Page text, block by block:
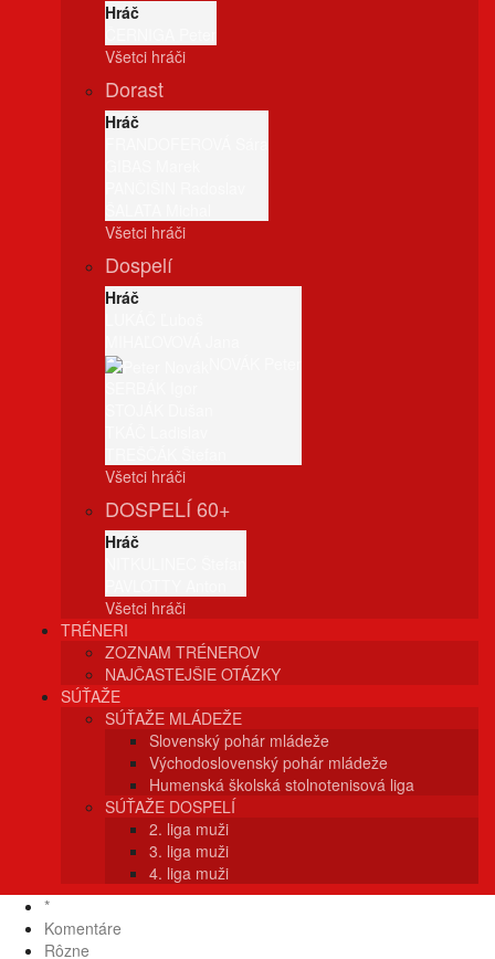
Hráč
Všetci hráči
Dorast
Hráč
Všetci hráči
Dospelí
Hráč
Všetci hráči
DOSPELÍ 60+
Hráč
Všetci hráči
TRÉNERI
ZOZNAM TRÉNEROV
NAJČASTEJŠIE OTÁZKY
SÚŤAŽE
SÚŤAŽE MLÁDEŽE
Slovenský pohár mládeže
Východoslovenský pohár mládeže
Humenská školská stolnotenisová liga
SÚŤAŽE DOSPELÍ
2. liga muži
3. liga muži
4. liga muži
*
Komentáre
Rôzne